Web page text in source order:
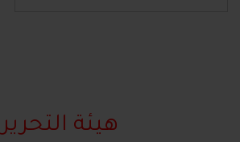
هيئة التحرير